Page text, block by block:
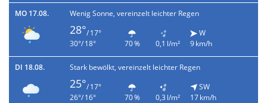
MO 17.08. Wenig Sonne, vereinzelt leichter Regen
28°/ 17°
30°/ 18°
70 % 0,1 l/m²
W
9 km/h
DI 18.08. Stark bewölkt, vereinzelt leichter Regen
25°/ 17°
26°/ 16°
70 % 0,3 l/m²
SW
17 km/h